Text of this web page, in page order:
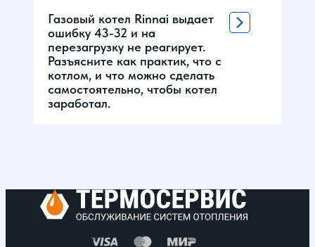
Газовый котел Rinnai выдает
ошибку 43-32 и на
перезагрузку не реагирует.
Разъясните как практик, что с
котлом, и что можно сделать
самостоятельно, чтобы котел
заработал.